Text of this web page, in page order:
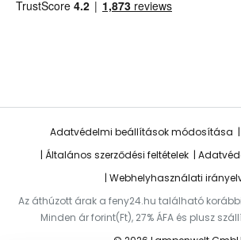
Adatvédelmi beállítások módosítása
Általános szerződési feltételek
Webhelyhasználati
Az áthúzott árak a feny24.hu található
Minden ár forint(Ft), 27% ÁFA és plusz